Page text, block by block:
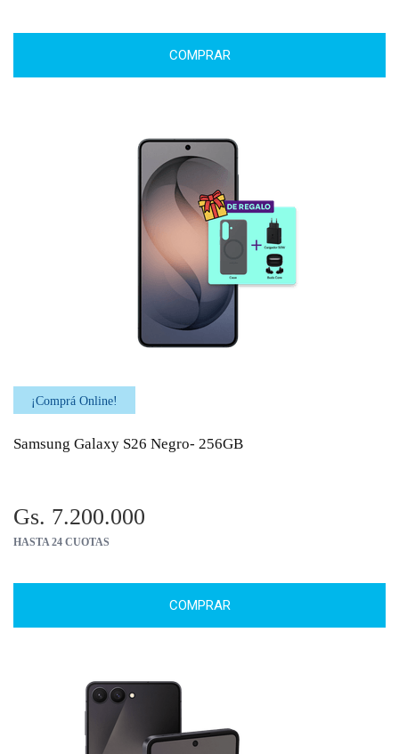
COMPRAR
¡Comprá Online!
Samsung Galaxy S26 Negro- 256GB
Gs. 7.200.000
HASTA 24 CUOTAS
COMPRAR